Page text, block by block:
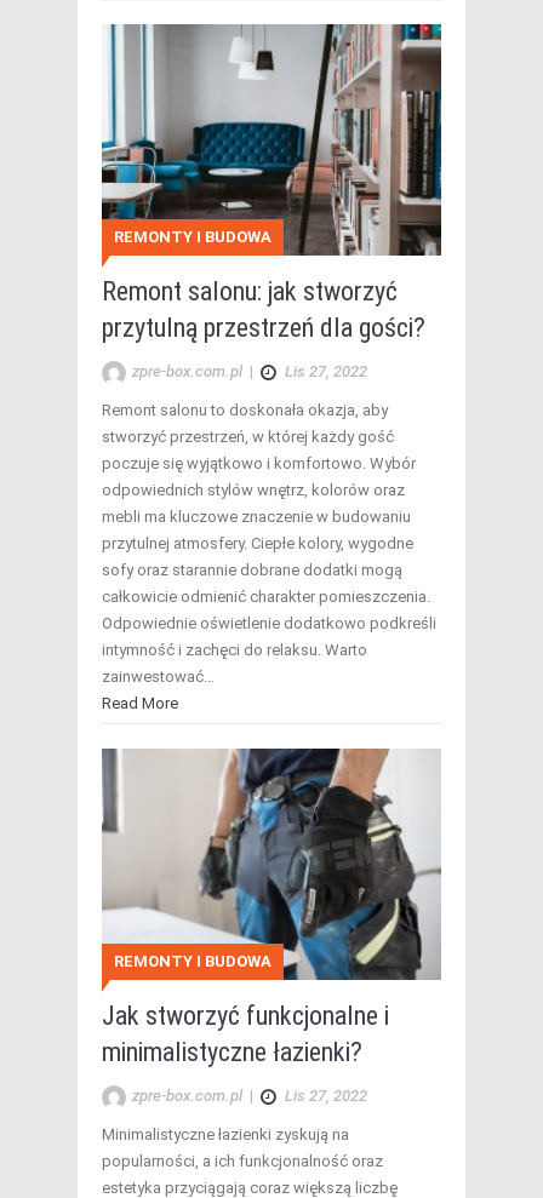
REMONTY I BUDOWA
Remont salonu: jak stworzyć
przytulną przestrzeń dla gości?
zpre-box.com.pl | Lis 27, 2022
Remont salonu to doskonała okazja, aby
stworzyć przestrzeń, w której każdy gość
poczuje się wyjątkowo i komfortowo. Wybór
odpowiednich stylów wnętrz, kolorów oraz
mebli ma kluczowe znaczenie w budowaniu
przytulnej atmosfery. Ciepłe kolory, wygodne
sofy oraz starannie dobrane dodatki mogą
całkowicie odmienić charakter pomieszczenia.
Odpowiednie oświetlenie dodatkowo podkreśli
intymność i zachęci do relaksu. Warto
zainwestować…
Read More
REMONTY I BUDOWA
Jak stworzyć funkcjonalne i
minimalistyczne łazienki?
zpre-box.com.pl | Lis 27, 2022
Minimalistyczne łazienki zyskują na
popularności, a ich funkcjonalność oraz
estetyka przyciągają coraz większą liczbę